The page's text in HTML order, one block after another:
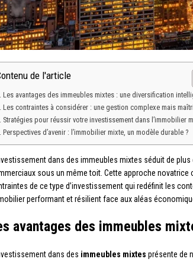
de l'article
Les avantages des immeubles mixtes : une diversification
Les contraintes à considérer : une gestion complexe mais
Stratégies pour réussir votre investissement dans l’immobilier
Perspectives d’avenir : l’immobilier mixte, un modèle durable ?
dans des immeubles mixtes séduit de
sous un même toit. Cette approche
de ce type d’investissement qui redéfinit les
performant et résilient face aux aléas
avantages des immeubles
dans des immeubles mixtes présente de